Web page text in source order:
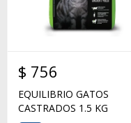
$ 756
EQUILIBRIO GATOS
CASTRADOS 1.5 KG